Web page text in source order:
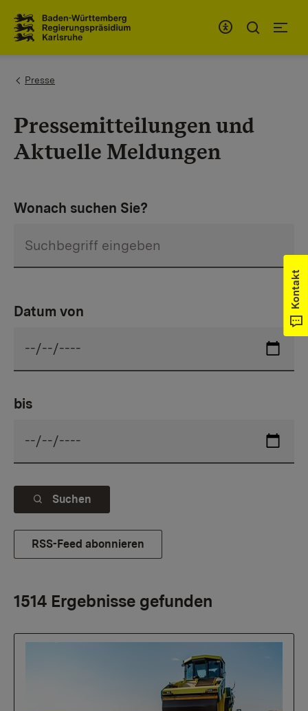
You are here:
Presse
Pressemitteilungen und
Aktuelle Meldungen
Wonach suchen Sie?
Datum von
bis
Suchen
RSS-Feed abonnieren
1514 Ergebnisse gefunden
Kontakt